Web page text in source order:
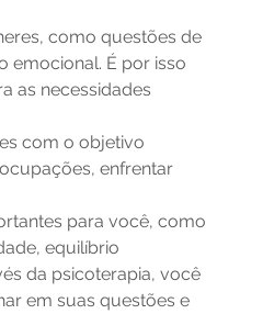
como questões de
emocional. É por isso
as necessidades
com o objetivo
enfrentar
para você, como
equilíbrio
da psicoterapia, você
em suas questões e